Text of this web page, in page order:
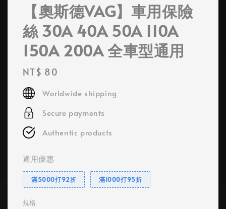
【奧斯德VAG】車用保險
絲 30A 40A 50A 110A
150A 200A 全車型通用
Regular
price
NT$ 80
Worldwide shipping
Secure payments
Authentic products
適用優惠
滿5000打92折 滿1000打95折
規格